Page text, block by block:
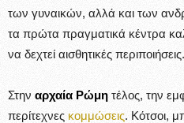
των γυναικών, αλλά και των
τα πρώτα πραγματικά κέντρα
να δεχτεί αισθητικές περιποιήσεις.
Στην αρχαία Ρώμη τέλος, την
περίτεχνες κομμώσεις. Κότσοι,